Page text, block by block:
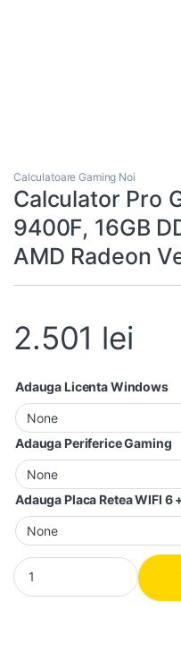
Calculatoare Gaming Noi
Calculator Pro
9400F, 16GB
AMD Radeon
2.501 lei
Adauga Licenta Windows
Adauga Periferice Gaming
Adauga Placa Retea WIFI 6
Calculator Pro Gaming 15